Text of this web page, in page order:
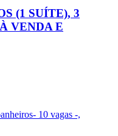
(1 SUÍTE), 3
VENDA E